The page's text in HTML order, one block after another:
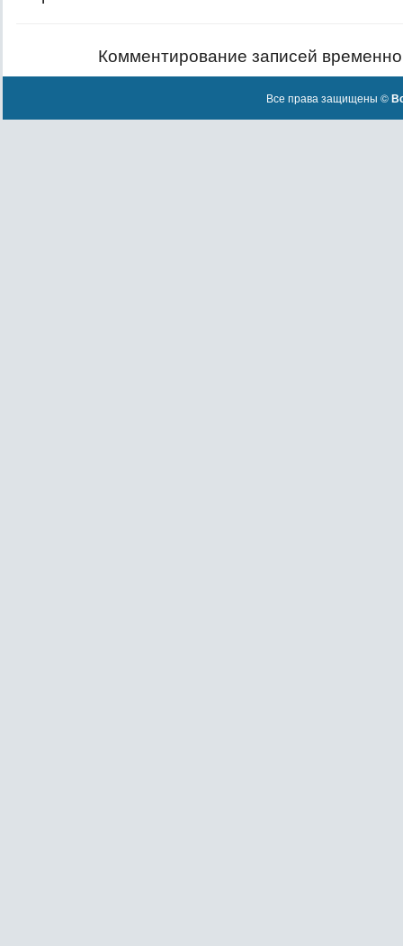
Комментирование записей
Все права защищены ©